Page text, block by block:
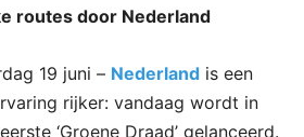
routes door Nederland
19 juni – Nederland is een
rijker: vandaag wordt in
‘Groene Draad’ gelanceerd.